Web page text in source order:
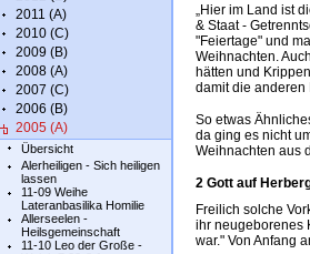
2011 (A)
2010 (C)
2009 (B)
2008 (A)
2007 (C)
2006 (B)
2005 (A)
Übersicht
Alerheiligen - Sich heiligen
lassen
11-09 Weihe
Lateranbasilika Homilie
Allerseelen -
Heilsgemeinschaft
11-10 Leo der Große -
„Hier im Land ist
& Staat -
"Feiertage" und
Weihnachten.
hätten und
damit die anderen
So etwas
da ging es nicht
Weihnachten aus
2 Gott auf
Freilich solche
ihr neugeborenes
war." Von Anfang